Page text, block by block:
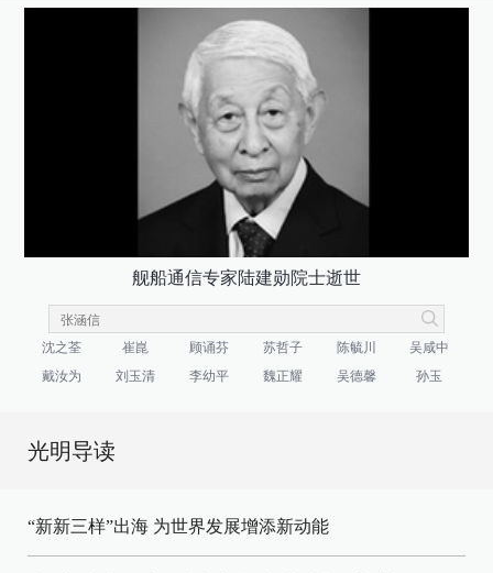
舰船通信专家陆建勋院士逝世
沈之荃 崔崑 顾诵芬 苏哲子 陈毓川
吴咸中
戴汝为
刘玉清 李幼平 魏正耀 吴德馨 孙玉
光明导读
“新新三样”出海 为世界发展增添新动能